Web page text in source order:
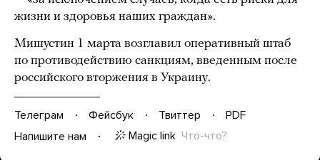
жизни и здоровья наших граждан».
Мишустин 1 марта возглавил оперативный штаб
по противодействию санкциям, введенным после
российского вторжения в Украину.
Телеграм Фейсбук Твиттер
PDF
Напишите нам
Magic link Что-что?